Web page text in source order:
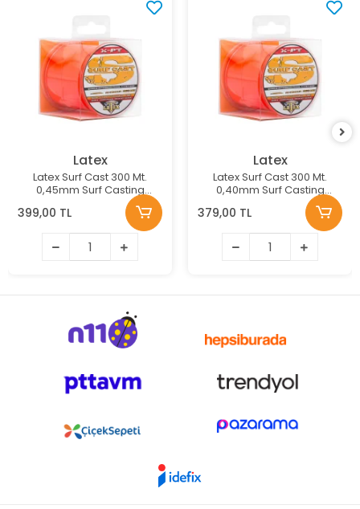
Latex
Latex Surf Cast 300 Mt.
0,45mm Surf Casting
399,00 TL
Latex
Latex Surf Cast 300 Mt.
0,40mm Surf Casting
379,00 TL